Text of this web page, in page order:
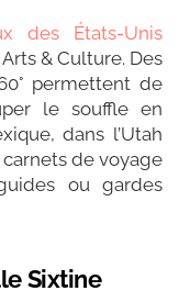
des États-Unis
& Culture. Des
permettent de
le souffle en
dans l’Utah
de voyage
ou gardes
Sixtine